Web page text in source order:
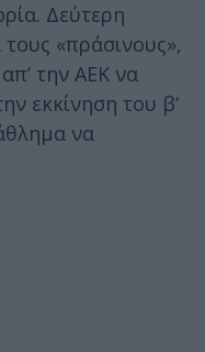
Δεύτερη
«πράσινους»,
την ΑΕΚ να
εκκίνηση του β‘
να